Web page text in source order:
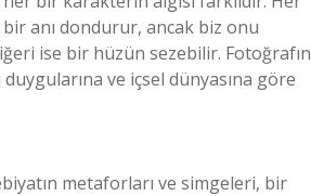
anı dondurur, ancak biz onu
ise bir hüzün sezebilir. Fotoğrafın
ve içsel dünyasına göre
metaforları ve simgeleri, bir